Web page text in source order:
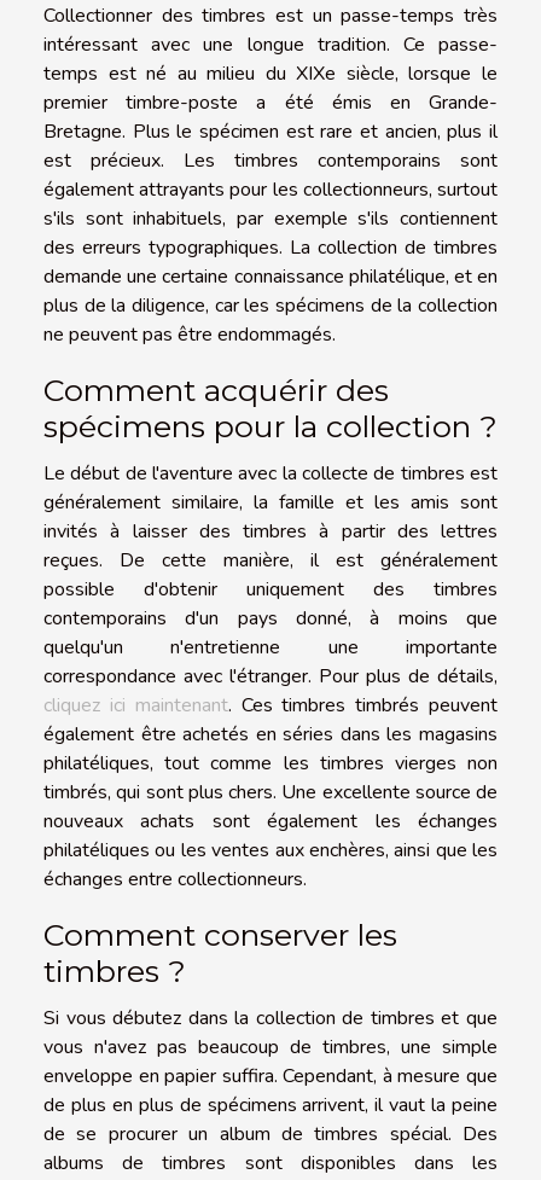
Collectionner des timbres est un passe-temps très
intéressant avec une longue tradition. Ce passe-
temps est né au milieu du XIXe siècle, lorsque le
premier timbre-poste a été émis en Grande-
Bretagne. Plus le spécimen est rare et ancien, plus il
est précieux. Les timbres contemporains sont
également attrayants pour les collectionneurs, surtout
s'ils sont inhabituels, par exemple s'ils contiennent
des erreurs typographiques. La collection de timbres
demande une certaine connaissance philatélique, et en
plus de la diligence, car les spécimens de la collection
ne peuvent pas être endommagés.
Comment acquérir des
spécimens pour la collection ?
Le début de l'aventure avec la collecte de timbres est
généralement similaire, la famille et les amis sont
invités à laisser des timbres à partir des lettres
reçues. De cette manière, il est généralement
possible d'obtenir uniquement des timbres
contemporains d'un pays donné, à moins que
quelqu'un n'entretienne une importante
correspondance avec l'étranger. Pour plus de détails,
cliquez ici maintenant. Ces timbres timbrés peuvent
également être achetés en séries dans les magasins
philatéliques, tout comme les timbres vierges non
timbrés, qui sont plus chers. Une excellente source de
nouveaux achats sont également les échanges
philatéliques ou les ventes aux enchères, ainsi que les
échanges entre collectionneurs.
Comment conserver les
timbres ?
Si vous débutez dans la collection de timbres et que
vous n'avez pas beaucoup de timbres, une simple
enveloppe en papier suffira. Cependant, à mesure que
de plus en plus de spécimens arrivent, il vaut la peine
de se procurer un album de timbres spécial. Des
albums de timbres sont disponibles dans les